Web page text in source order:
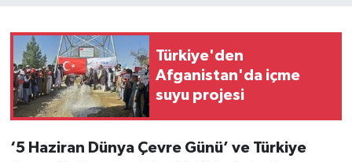
Türkiye'den
Afganistan'da içme
suyu projesi
‘5 Haziran Dünya Çevre Günü’ ve Türkiye